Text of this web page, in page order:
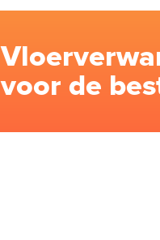
voor de